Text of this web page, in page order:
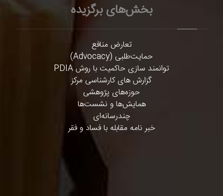
بخش‌های برگزیده
تعارض منافع
حمایت‌طلبی (Advocacy)
توانمند سازی حاکمیت با روش PDIA
گزارش های کارشناسی مرکز
حوزه‌های پژوهشی
همایش‌ها و نشست‌ها
چندرسانه‌ای
خبر نامه مقابله با فساد و فقر